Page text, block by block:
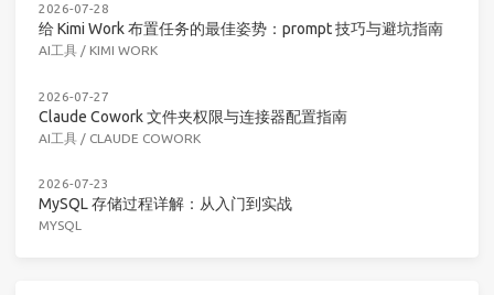
2026-07-28
给 Kimi Work 布置任务的最佳姿势：prompt 技巧与避坑指南
AI工具 / KIMI WORK
2026-07-27
Claude Cowork 文件夹权限与连接器配置指南
AI工具 / CLAUDE COWORK
2026-07-23
MySQL 存储过程详解：从入门到实战
MYSQL